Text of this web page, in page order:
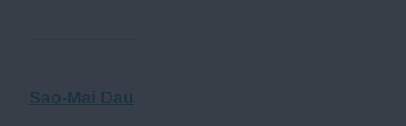
Sao-Mai Dau